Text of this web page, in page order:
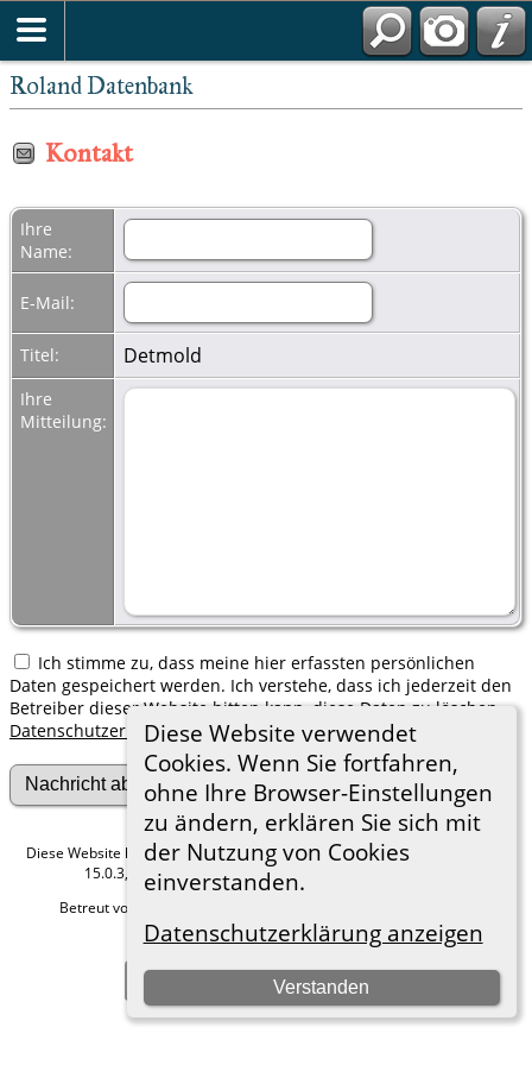
Roland Datenbank
Diese Website verwendet
Cookies. Wenn Sie fortfahren,
ohne Ihre Browser-Einstellungen
zu ändern, erklären Sie sich mit
der Nutzung von Cookies
einverstanden.
Datenschutzerklärung anzeigen
Verstanden
Kontakt
Ihre
Name:
E-Mail:
Titel: Detmold
Ihre
Mitteilung:
Ich stimme zu, dass meine hier erfassten persönlichen
Daten gespeichert werden. Ich verstehe, dass ich jederzeit den
Betreiber dieser Website bitten kann, diese Daten zu löschen.
Datenschutzerklärung
Diese Website läuft mit The Next Generation of Genealogy Sitebuilding
15.0.3, programmiert von Darrin Lythgoe © 2001-2026.
Betreut von
Hier geht es zum Impressum
Zur Desktop-Webseite wechseln